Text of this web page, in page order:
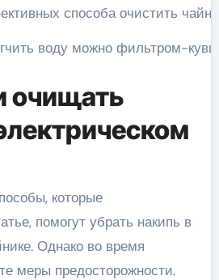
воду можно фильтром-
очищать
которые
помогут убрать накипь в
Однако во время
меры предосторожности.